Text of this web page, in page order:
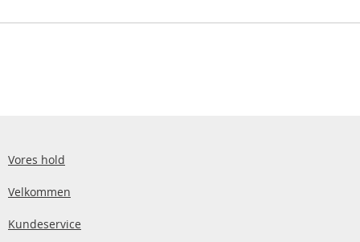
Vores hold
Velkommen
Kundeservice